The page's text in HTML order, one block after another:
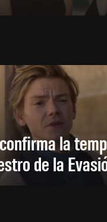
la
de la